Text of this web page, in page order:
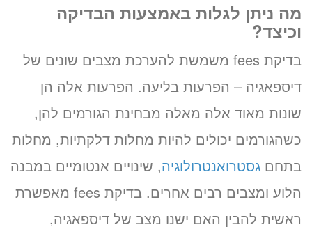
מה ניתן לגלות באמצעות הבדיקה
וכיצד?
בדיקת fees משמשת להערכת מצבים שונים של
דיספאגיה – הפרעות בליעה. הפרעות אלה הן
שונות מאוד אלה מאלה מבחינת הגורמים להן,
כשהגורמים יכולים להיות מחלות דלקתיות, מחלות
בתחם גסטרואנטרולוגיה, שינויים אנטומיים במבנה
הלוע ומצבים רבים אחרים. בדיקת fees מאפשרת
ראשית להבין האם ישנו מצב של דיספאגיה,